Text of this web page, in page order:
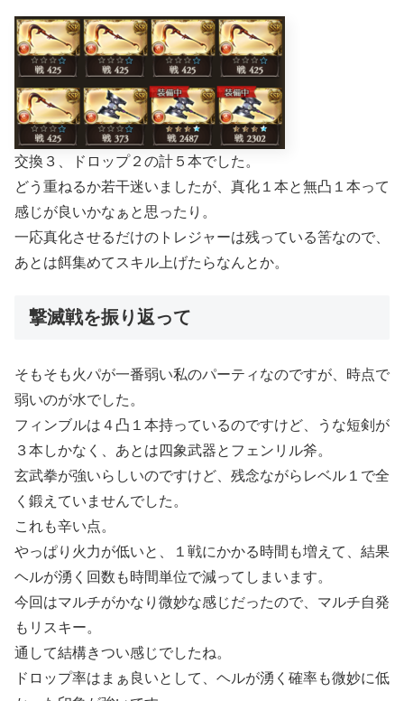
交換３、ドロップ２の計５本でした。
どう重ねるか若干迷いましたが、真化１本と無凸１本って
感じが良いかなぁと思ったり。
一応真化させるだけのトレジャーは残っている筈なので、
あとは餌集めてスキル上げたらなんとか。
撃滅戦を振り返って
そもそも火パが一番弱い私のパーティなのですが、時点で
弱いのが水でした。
フィンブルは４凸１本持っているのですけど、うな短剣が
３本しかなく、あとは四象武器とフェンリル斧。
玄武拳が強いらしいのですけど、残念ながらレベル１で全
く鍛えていませんでした。
これも辛い点。
やっぱり火力が低いと、１戦にかかる時間も増えて、結果
ヘルが湧く回数も時間単位で減ってしまいます。
今回はマルチがかなり微妙な感じだったので、マルチ自発
もリスキー。
通して結構きつい感じでしたね。
ドロップ率はまぁ良いとして、ヘルが湧く確率も微妙に低